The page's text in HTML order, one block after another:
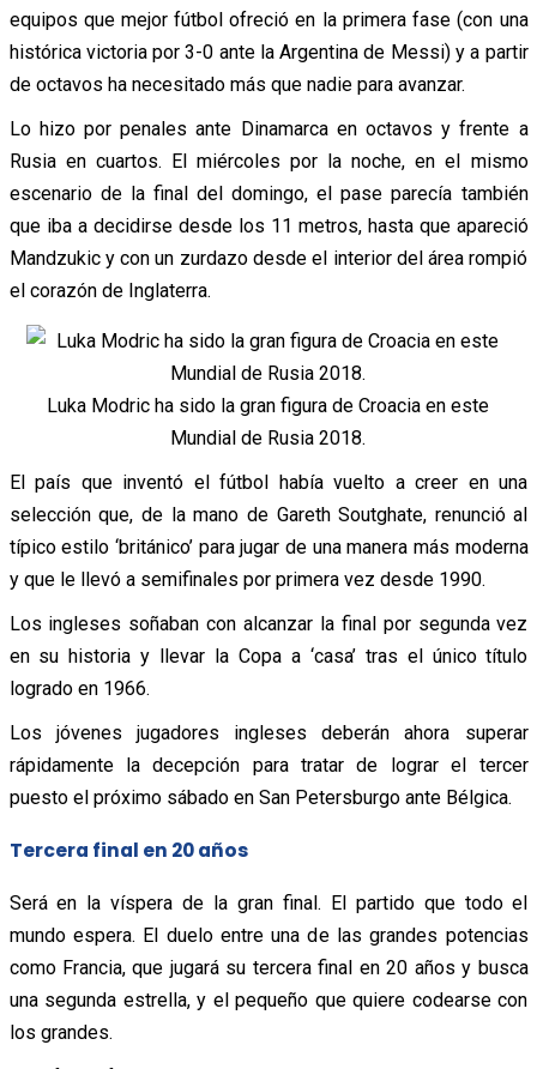
equipos que mejor fútbol ofreció en la primera fase (con una
histórica victoria por 3-0 ante la Argentina de Messi) y a partir
de octavos ha necesitado más que nadie para avanzar.
Lo hizo por penales ante Dinamarca en octavos y frente a
Rusia en cuartos. El miércoles por la noche, en el mismo
escenario de la final del domingo, el pase parecía también
que iba a decidirse desde los 11 metros, hasta que apareció
Mandzukic y con un zurdazo desde el interior del área rompió
el corazón de Inglaterra.
Luka Modric ha sido la gran figura de Croacia en este
Mundial de Rusia 2018.
El país que inventó el fútbol había vuelto a creer en una
selección que, de la mano de Gareth Soutghate, renunció al
típico estilo ‘británico’ para jugar de una manera más moderna
y que le llevó a semifinales por primera vez desde 1990.
Los ingleses soñaban con alcanzar la final por segunda vez
en su historia y llevar la Copa a ‘casa’ tras el único título
logrado en 1966.
Los jóvenes jugadores ingleses deberán ahora superar
rápidamente la decepción para tratar de lograr el tercer
puesto el próximo sábado en San Petersburgo ante Bélgica.
Tercera final en 20 años
Será en la víspera de la gran final. El partido que todo el
mundo espera. El duelo entre una de las grandes potencias
como Francia, que jugará su tercera final en 20 años y busca
una segunda estrella, y el pequeño que quiere codearse con
los grandes.